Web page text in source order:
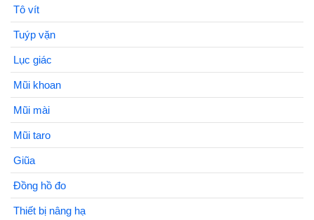
Tô vít
Tuýp vặn
Lục giác
Mũi khoan
Mũi mài
Mũi taro
Giũa
Đồng hồ đo
Thiết bị nâng hạ